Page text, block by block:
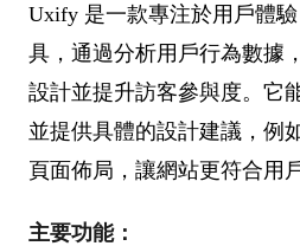
Uxify 是一款專注於用戶體
具，通過分析用戶行為數據
設計並提升訪客參與度。它
並提供具體的設計建議，例
頁面佈局，讓網站更符合用
主要功能：